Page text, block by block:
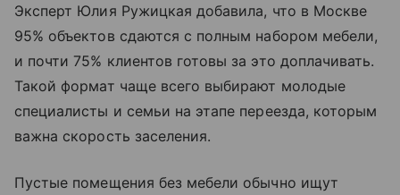
Эксперт Юлия Ружицкая добавила, что в Москве
95% объектов сдаются с полным набором мебели,
и почти 75% клиентов готовы за это доплачивать.
Такой формат чаще всего выбирают молодые
специалисты и семьи на этапе переезда, которым
важна скорость заселения.
Пустые помещения без мебели обычно ищут